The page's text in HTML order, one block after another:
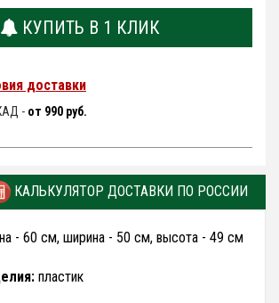
КУПИТЬ В 1 КЛИК
доставки
- от 990 руб.
КАЛЬКУЛЯТОР ДОСТАВКИ ПО РОССИИ
- 60 см, ширина - 50 см, высота - 49 см
пластик